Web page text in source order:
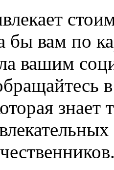
бы вам по
вашим
знает